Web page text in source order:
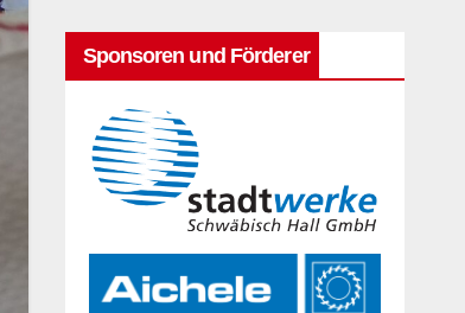
Sponsoren und Förderer